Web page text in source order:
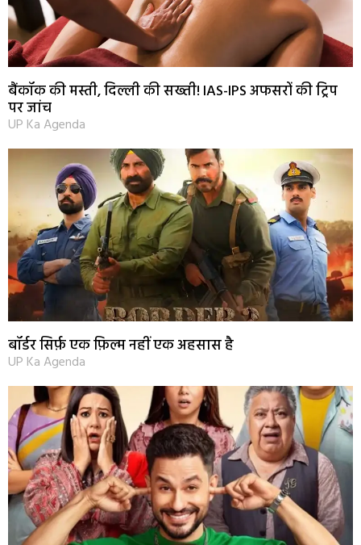
बैंकॉक की मस्ती, दिल्ली की सख्ती! IAS-IPS अफसरों की ट्रिप
पर जांच
UP Ka Agenda
बॉर्डर सिर्फ़ एक फ़िल्म नहीं एक अहसास है
UP Ka Agenda